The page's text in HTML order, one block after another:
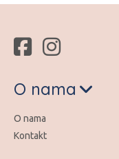
O nama
O nama
Kontakt